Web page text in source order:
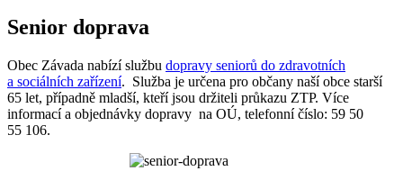
Senior doprava
Obec Závada nabízí službu dopravy seniorů do zdravotních
a sociálních zařízení. Služba je určena pro občany naší obce starší
65 let, případně mladší, kteří jsou držiteli průkazu ZTP. Více
informací a objednávky dopravy na OÚ, telefonní číslo: 59 50
55 106.